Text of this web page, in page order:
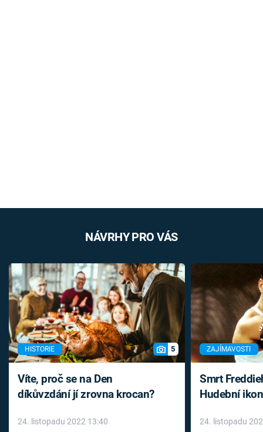
NÁVRHY PRO VÁS
HISTORIE 5
Víte, proč se na Den
díkůvzdání jí zrovna krocan?
24. listopadu 2022 13:40
ZAJÍMAVOSTI
Smrt
Hudební
léky
24. listopadu